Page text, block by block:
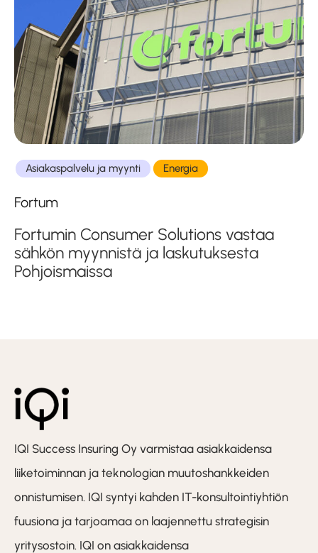
Asiakaspalvelu ja myynti Energia
Fortum
Fortumin Consumer Solutions vastaa
sähkön myynnistä ja laskutuksesta
Pohjoismaissa
IQI Success Insuring Oy varmistaa asiakkaidensa
liiketoiminnan ja teknologian muutoshankkeiden
onnistumisen. IQI syntyi kahden IT-konsultointiyhtiön
fuusiona ja tarjoamaa on laajennettu strategisin
yritysostoin. IQI on asiakkaidensa